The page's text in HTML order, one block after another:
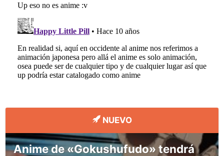
NUEVO
Anime de «Gokushufudo» tendrá